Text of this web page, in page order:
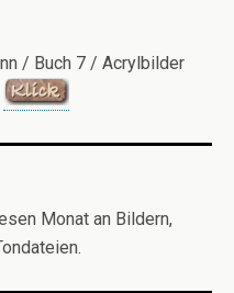
/ Buch 7 / Acrylbilder
Monat an Bildern,